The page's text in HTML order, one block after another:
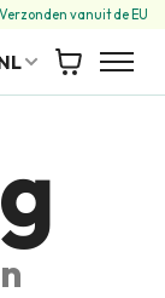
Verzonden vanuit de EU